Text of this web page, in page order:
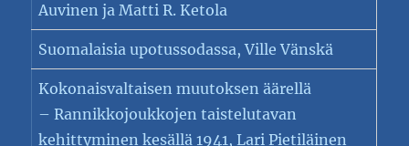
Auvinen ja Matti R. Ketola
Suomalaisia upotussodassa, Ville Vänskä
Kokonaisvaltaisen muutoksen äärellä
– Rannikkojoukkojen taistelutavan
kehittyminen kesällä 1941, Lari Pietiläinen